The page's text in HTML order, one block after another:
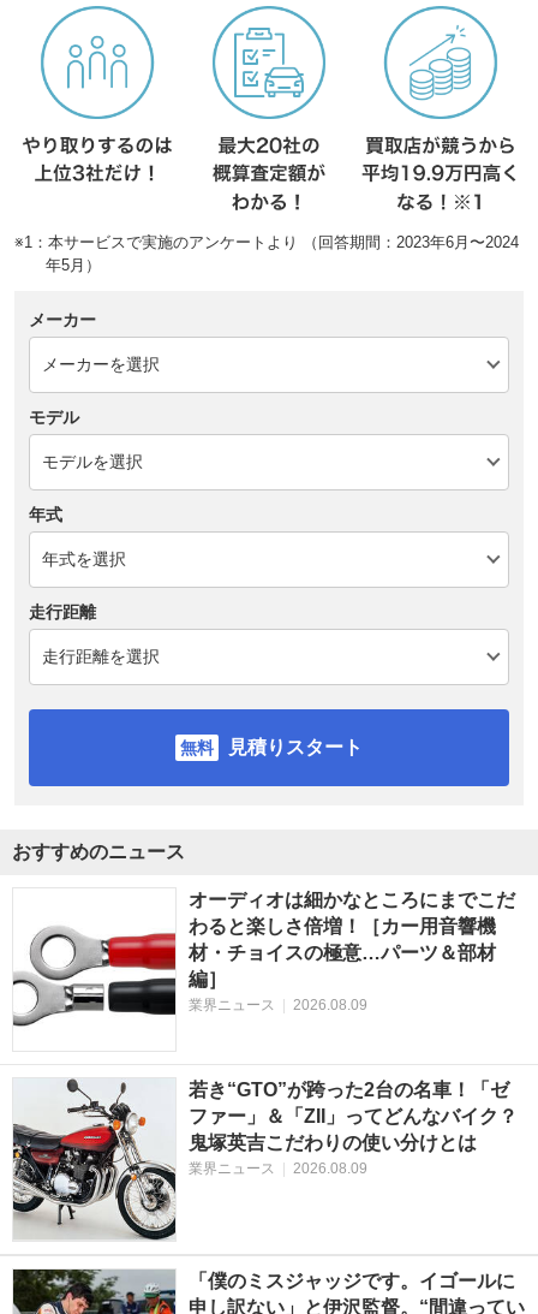
※1：本サービスで実施のアンケートより （回答期間：2023年6月〜2024
年5月）
メーカー
モデル
年式
走行距離
見積りスタート
おすすめのニュース
オーディオは細かなところにまでこだ
わると楽しさ倍増！［カー用音響機
材・チョイスの極意…パーツ＆部材
編］
業界ニュース 2026.08.09
若き“GTO”が跨った2台の名車！「ゼ
ファー」＆「ZII」ってどんなバイク？
鬼塚英吉こだわりの使い分けとは
業界ニュース 2026.08.09
「僕のミスジャッジです。イゴールに
申し訳ない」と伊沢監督。“間違ってい